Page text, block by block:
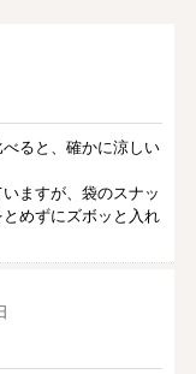
ると、確かに涼しい
ますが、袋のスナッ
めずにズボッと入れ